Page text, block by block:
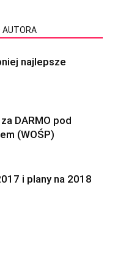
AUTORA
najlepsze
DARMO pod
(WOŚP)
i plany na 2018